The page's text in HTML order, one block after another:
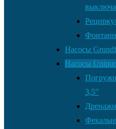
Насосы
Насосы
3,5″